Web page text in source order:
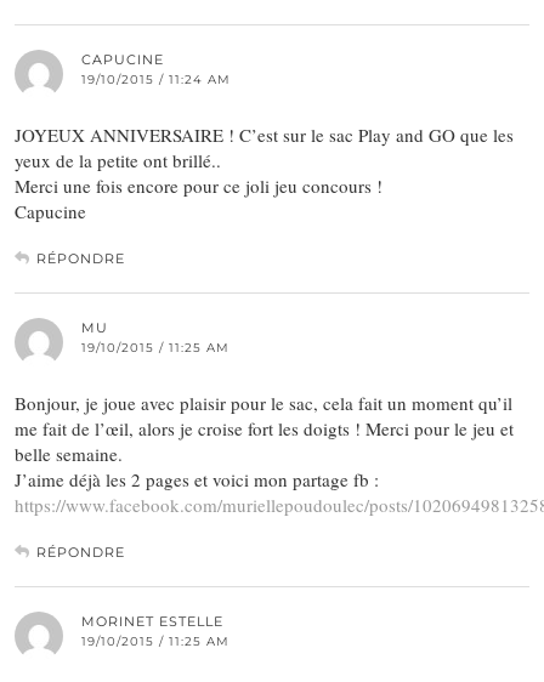
CAPUCINE
19/10/2015 / 11:24 AM
JOYEUX ANNIVERSAIRE ! C’est sur le sac Play and GO que les
yeux de la petite ont brillé..
Merci une fois encore pour ce joli jeu concours !
Capucine
RÉPONDRE
MU
19/10/2015 / 11:25 AM
Bonjour, je joue avec plaisir pour le sac, cela fait un moment qu’il
me fait de l’œil, alors je croise fort les doigts ! Merci pour le jeu et
belle semaine.
J’aime déjà les 2 pages et voici mon partage fb :
https://www.facebook.com/muriellepoudoulec/posts/
RÉPONDRE
MORINET ESTELLE
19/10/2015 / 11:25 AM